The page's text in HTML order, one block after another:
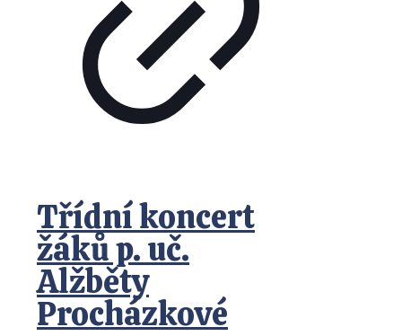
Třídní koncert
žáků p. uč.
Alžběty
Procházkové